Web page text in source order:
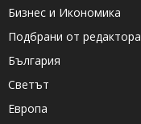
Бизнес и Икономика
Подбрани от редактора
България
Светът
Европа